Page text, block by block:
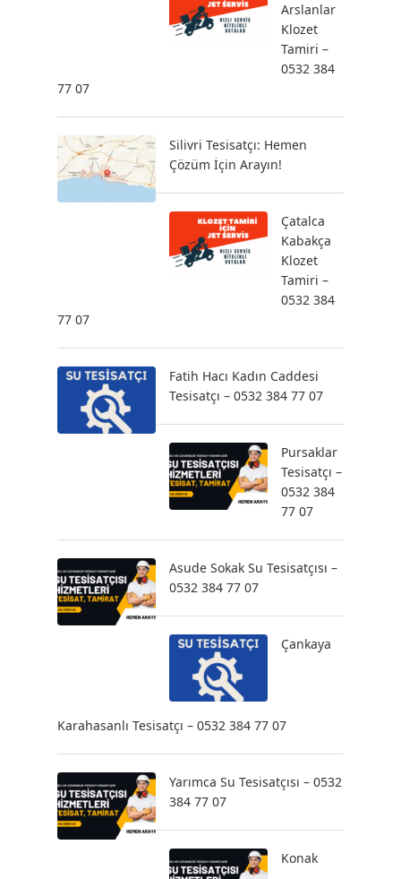
Arslanlar
Klozet
Tamiri –
0532 384
77 07
Silivri Tesisatçı: Hemen
Çözüm İçin Arayın!
Çatalca
Kabakça
Klozet
Tamiri –
0532 384
77 07
Fatih Hacı Kadın Caddesi
Tesisatçı – 0532 384 77 07
Pursaklar
Tesisatçı –
0532 384
77 07
Asude Sokak Su Tesisatçısı –
0532 384 77 07
Çankaya
Karahasanlı Tesisatçı – 0532 384 77 07
Yarımca Su Tesisatçısı – 0532
384 77 07
Konak